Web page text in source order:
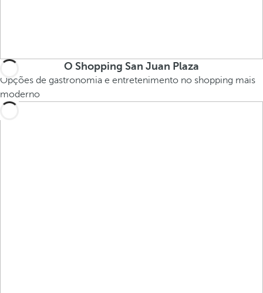
O Shopping San Juan Plaza
Opções de gastronomia e entretenimento no shopping mais
moderno